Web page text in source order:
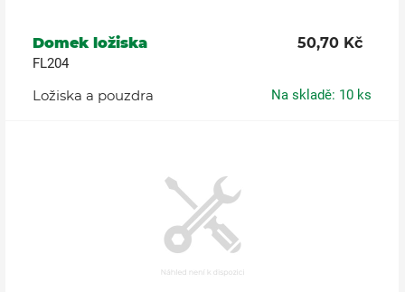
Domek ložiska 50,70 Kč
FL204
Ložiska a pouzdra Na skladě: 10 ks